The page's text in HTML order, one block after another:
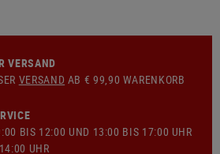
VERSAND
VERSAND AB € 99,90 WARENKORB
BIS 12:00 UND 13:00 BIS 17:00 UHR
UHR